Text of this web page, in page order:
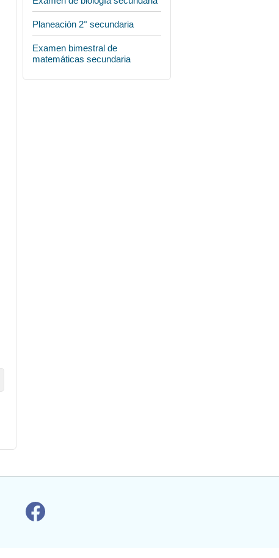
Planeación 2° secundaria
Examen bimestral de
matemáticas secundaria